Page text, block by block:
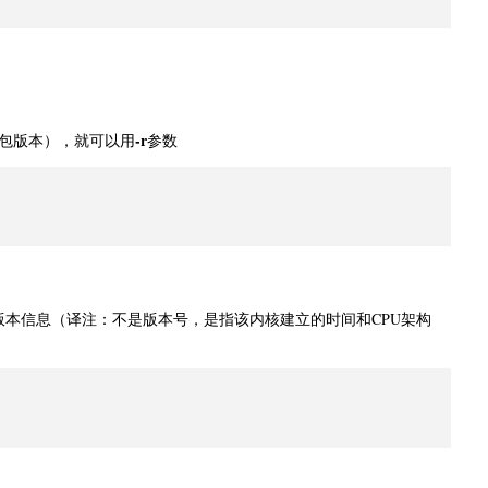
版本），就可以用-r参数
信息（译注：不是版本号，是指该内核建立的时间和CPU架构